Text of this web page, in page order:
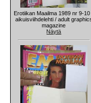
Erotiikan Maailma 1989 nr 9-10
aikuisviihdelehti / adult
magazine
Näytä